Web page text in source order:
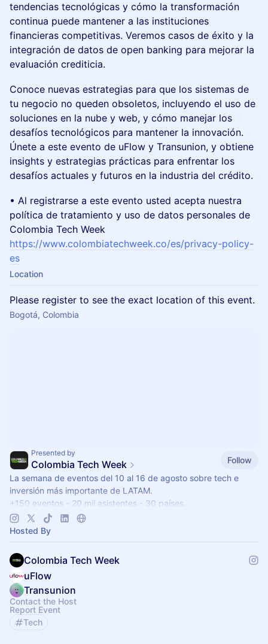
tendencias tecnológicas y cómo la transformación
continua puede mantener a las instituciones
financieras competitivas. Veremos casos de éxito y la
integración de datos de open banking para mejorar la
evaluación crediticia.
Conoce nuevas estrategias para que los sistemas de
tu negocio no queden obsoletos, incluyendo el uso de
soluciones en la nube y web, y cómo manejar los
desafíos tecnológicos para mantener la innovación.
Únete a este evento de uFlow y Transunion, y obtiene
insights y estrategias prácticas para enfrentar los
desafíos actuales y futuros en la industria del crédito.
• Al registrarse a este evento usted acepta nuestra
política de tratamiento y uso de datos personales de
Colombia Tech Week
https://www.colombiatechweek.co/es/privacy-policy-
es
Location
Please register to see the exact location of this event.
Bogotá, Colombia
Presented by
Colombia Tech Week
Follow
La semana de eventos del 10 al 16 de agosto sobre tech e
inversión más importante de LATAM.
+150 eventos - 20 mil asistentes - 30 países.
colombiatechweek.co
colombiatechfest.co
Hosted By
Colombia Tech Week
uFlow
Transunion
Contact the Host
Report Event
Tech